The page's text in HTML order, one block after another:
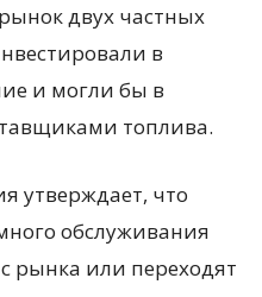
двух частных
в
и могли бы в
топлива.
утверждает, что
обслуживания
рынка или переходят